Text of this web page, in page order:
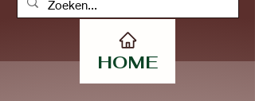
HOME